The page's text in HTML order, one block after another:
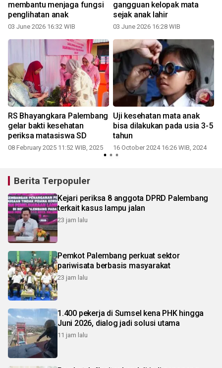
membantu menjaga fungsi
penglihatan anak
03 June 2026 16:32 WIB
gangguan kelopak mata
sejak anak lahir
03 June 2026 16:28 WIB
RS Bhayangkara Palembang
gelar bakti kesehatan
periksa matasiswa SD
08 February 2025 11:52 WIB, 2025
Uji kesehatan mata anak
bisa dilakukan pada usia 3-5
tahun
16 October 2024 16:26 WIB, 2024
Berita Terpopuler
Kejari periksa 8 anggota DPRD Palembang
terkait kasus lampu jalan
23 jam lalu
Pemkot Palembang perkuat sektor
pariwisata berbasis masyarakat
23 jam lalu
1.400 pekerja di Sumsel kena PHK hingga
Juni 2026, dialog jadi solusi utama
11 jam lalu